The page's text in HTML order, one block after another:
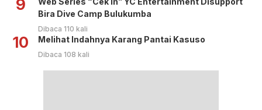
9
Bira Dive Camp Bulukumba
Dibaca 110 kali
10 Melihat Indahnya Karang Pantai Kasuso
Dibaca 108 kali